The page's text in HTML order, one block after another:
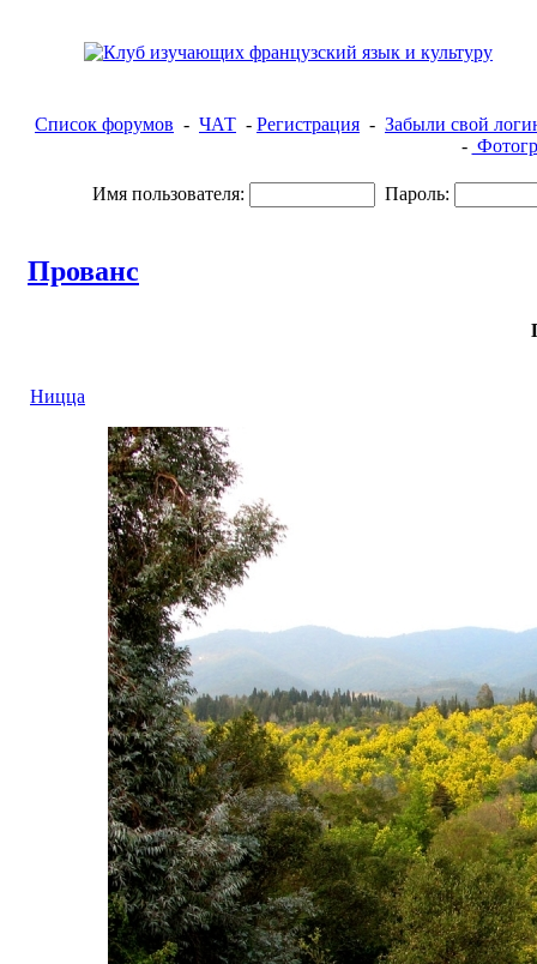
Список форумов - ЧАТ - Регистрация - Забыли свой
-
Имя пользователя: Пароль:
Прованс
Ницца